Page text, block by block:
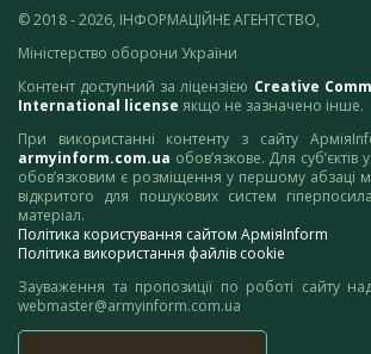
© 2018 - 2026, ІНФОРМАЦІЙНЕ АГЕНТСТВО,
Міністерство оборони України
Контент доступний за ліцензією Creative
International license якщо не зазначено інше.
При використанні контенту з сайту
armyinform.com.ua обов’язкове. Для
обов’язковим є розміщення у першому абзаці
відкритого для пошукових систем
матеріал.
Політика користування сайтом АрміяInform
Політика використання файлів cookie
Зауваження та пропозиції по роботі сайту
webmaster@armyinform.com.ua